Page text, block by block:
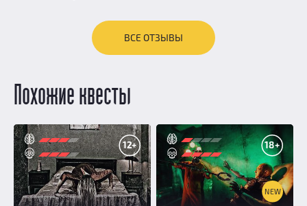
ВСЕ ОТЗЫВЫ
Похожие квесты
12+ 18+
NEW